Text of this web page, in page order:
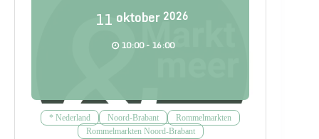
11 oktober 2026
10:00 - 16:00
* Nederland Noord-Brabant
Rommelmarkten
Rommelmarkten Noord-Brabant